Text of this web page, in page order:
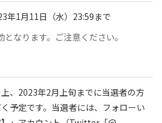
年1月11日（水）23:59まで
なります。ご注意ください。
、2023年2月上旬までに当選者の方
予定です。当選者には、フォローい